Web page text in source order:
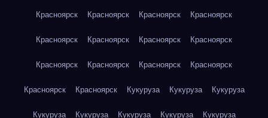
Красноярск Красноярск Красноярск Красноярск
Красноярск Красноярск Красноярск Красноярск
Красноярск Красноярск Красноярск Красноярск
Красноярск Красноярск Кукуруза Кукуруза Кукуруза
Кукуруза Кукуруза Кукуруза Кукуруза Кукуруза